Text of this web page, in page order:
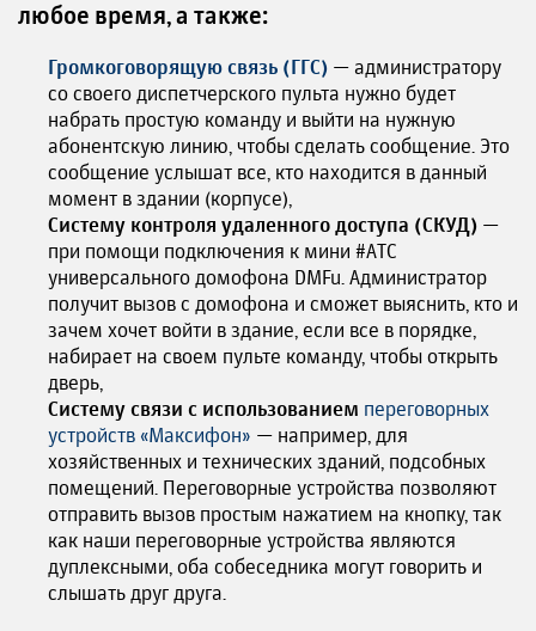
любое время, а также:
Громкоговорящую связь (ГГС) — администратору
со своего диспетчерского пульта нужно будет
набрать простую команду и выйти на нужную
абонентскую линию, чтобы сделать сообщение. Это
сообщение услышат все, кто находится в данный
момент в здании (корпусе),
Систему контроля удаленного доступа (СКУД) —
при помощи подключения к мини #АТС
универсального домофона DMFu. Администратор
получит вызов с домофона и сможет выяснить, кто и
зачем хочет войти в здание, если все в порядке,
набирает на своем пульте команду, чтобы открыть
дверь,
Систему связи с использованием переговорных
устройств «Максифон» — например, для
хозяйственных и технических зданий, подсобных
помещений. Переговорные устройства позволяют
отправить вызов простым нажатием на кнопку, так
как наши переговорные устройства являются
дуплексными, оба собеседника могут говорить и
слышать друг друга.